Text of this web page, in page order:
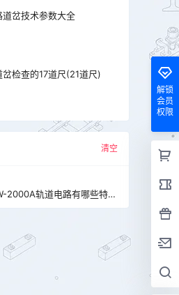
岔技术参数大全
检查的17道尺(21道尺)
清空
2000A轨道电路有哪些特
解锁
会员
权限